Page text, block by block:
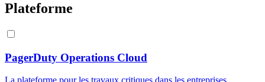
Plateforme
PagerDuty Operations Cloud